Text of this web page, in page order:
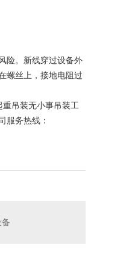
险。新线穿过设备外
螺丝上，接地电阻过
吊装无小事吊装工
服务热线：